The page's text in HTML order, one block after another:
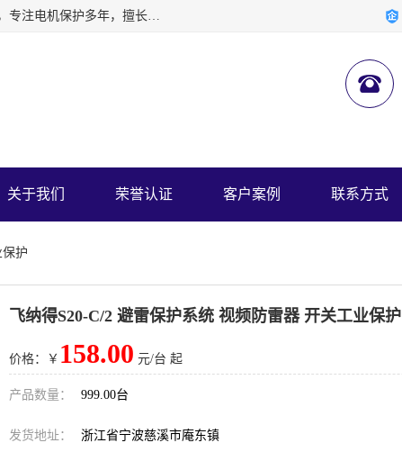
宁波飞纳得电器有限公司以工业电器为主导，集研发，制造，贸易，服务等功能于一体的科技型企业，专注电机保护多年，擅长单片机技术在工业控制、电力电子、汽车电子等领域的应用。主要产品有电机保护器，缺相保护器，相序保护器，电压电流表，浪涌保护器，温控器等我们的使命是通过系统的解决方案为客户创造高的价值，我们也热诚欢迎国内外客户来公司考察交流。
关于我们 荣誉认证 客户案例 联系方式
护
飞纳得S20-C/2 避雷保护系统 视频防雷器 开关工业保护
价格：￥ 158.00 元/台 起
产品数量： 999.00台
发货地址： 浙江省宁波慈溪市庵东镇